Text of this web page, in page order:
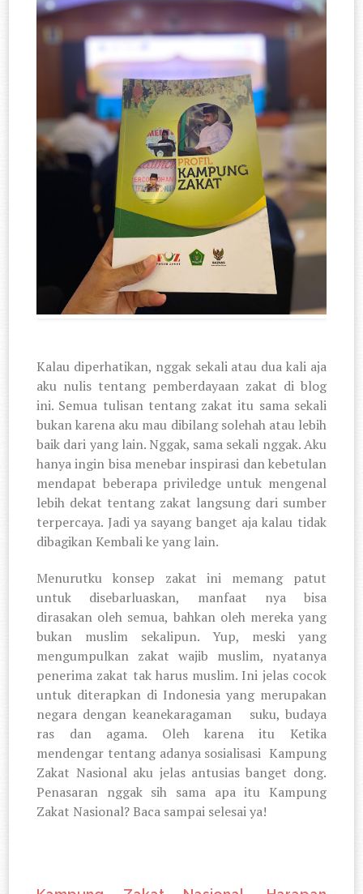
Kalau diperhatikan, nggak sekali atau dua kali aja
aku nulis tentang pemberdayaan zakat di blog
ini. Semua tulisan tentang zakat itu sama sekali
bukan karena aku mau dibilang solehah atau lebih
baik dari yang lain. Nggak, sama sekali nggak. Aku
hanya ingin bisa menebar inspirasi dan kebetulan
mendapat beberapa priviledge untuk mengenal
lebih dekat tentang zakat langsung dari sumber
terpercaya. Jadi ya sayang banget aja kalau tidak
dibagikan Kembali ke yang lain.
Menurutku konsep zakat ini memang patut
untuk disebarluaskan, manfaat nya bisa
dirasakan oleh semua, bahkan oleh mereka yang
bukan muslim sekalipun. Yup, meski yang
mengumpulkan zakat wajib muslim, nyatanya
penerima zakat tak harus muslim. Ini jelas cocok
untuk diterapkan di Indonesia yang merupakan
negara dengan keanekaragaman
suku, budaya
ras dan agama. Oleh karena itu Ketika
mendengar tentang adanya sosialisasi Kampung
Zakat Nasional aku jelas antusias banget dong.
Penasaran nggak sih sama apa itu Kampung
Zakat Nasional? Baca sampai selesai ya!